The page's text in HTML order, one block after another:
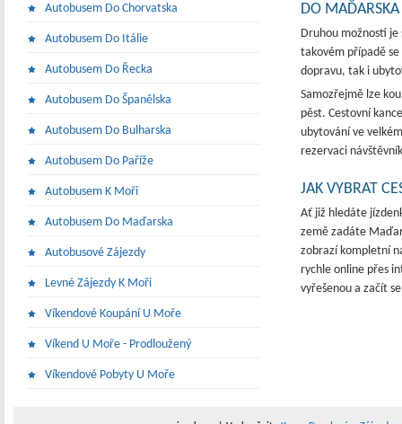
Autobusem Do Chorvatska
Autobusem Do Itálie
Autobusem Do Řecka
Autobusem Do Španělska
Autobusem Do Bulharska
Autobusem Do Paříže
Autobusem K Moři
Autobusem Do Maďarska
Autobusové Zájezdy
Levné Zájezdy K Moři
Víkendové Koupání U Moře
Víkend U Moře - Prodloužený
Víkendové Pobyty U Moře
DO
Druhou možností je
takovém případě
dopravu, tak i
Samozřejmě lze
pěst. Cestovní
ubytování ve
rezervaci
JAK VYBRAT
Ať již hledáte
země zadáte
zobrazí kompletní
rychle online přes
vyřešenou a začít